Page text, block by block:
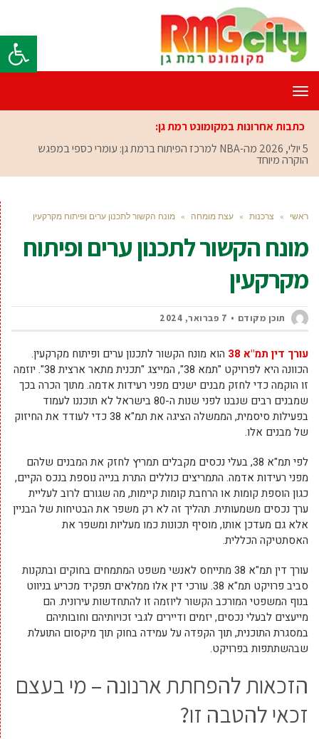
פתח
תפריט
כתבות אחרונות במקומונט רמת גן:
5 יולי, 2026
מה-NBA למרכז הפיתוח ברמת גן: עומרי כספי במפגש
הוקרה מיוחד
ראשי » צרכנות » עצת מומחה » מונח הקשור לתכנון ערים ופיתוח מקרקעין
מונח הקשור לתכנון ערים ופיתוח
מקרקעין
תוכן מקודם 7 פברואר, 2024
עורך דין תמ"א 38
הוא מונח הקשור לתכנון ערים ופיתוח מקרקעין.
הכוונה היא לפרויקט "תמא 38", המייצג "תכנית מתאר ארצית 38". יוזמה
זו הוקמה כדי לחזק מבנים ישנים מפני רעידות אדמה. מתוך הכרה בכך
שמבנים רבים שנבנו לפני שנות ה-80 בישראל לא תוכננו לעמוד
בפעילות סיסמית, הממשלה הציגה את תמ"א 38 כדי לעודד את החיזוק
של מבנים אלו.
לפי תמ"א 38, בעלי נכסים מקבלים תמריץ לחזק את המבנים שלהם
מפני רעידות אדמה. התמריצים כוללים התרת בנייה נוספת בנכס הקיים,
כגון הוספת קומות או הרחבת קומות קיימות, מה שגורם לרוב לעליית
ערך נכסים משמעותית. תהליך זה לא רק משפר את הבטיחות של הבניין
אלא גם מעדכן אותו, מוסיף תכונות כמו מעליות ומשפר את
האסתטיקה הכללית.
עורך דין תמ"א 38 מתייחס לאנשי משפט המתמחים בחוקים ובתקנות
סביב פרויקט תמ"א 38. עורכי דין אלו ממלאים תפקיד מכריע בניווט
בנוף המשפטי המורכב הקשור ליוזמה זו להתחדשות עירונית. הם
מייעצים לבעלי נכסים, יזמים ודיירים לגבי זכויותיהם וחובותיהם
במסגרת התוכנית, תוך הקפדה על עמידה בחוק תוך מיקסום התועלת
שבהשתתפות בפרויקט.
הזכאות להפחתת ארנונה – מי בעצם
זכאי להטבה זו?